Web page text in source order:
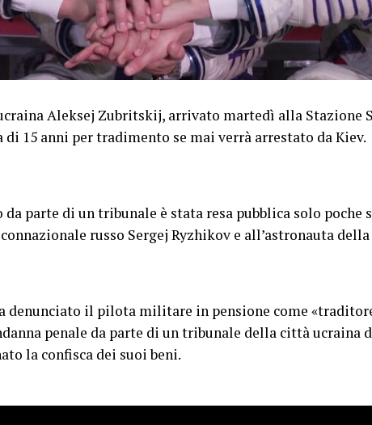
Aleksej Zubritskij, arrivato martedì alla Stazione
di 15 anni per tradimento se mai verrà arrestato da Kiev.
parte di un tribunale è stata resa pubblica solo poche
russo Sergej Ryzhikov e all’astronauta della
denunciato il pilota militare in pensione come
penale da parte di un tribunale della città ucraina
la confisca dei suoi beni.